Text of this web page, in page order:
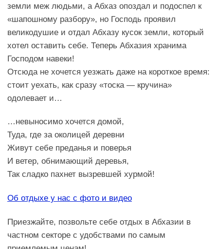
земли меж людьми, а Абхаз опоздал и подоспел к
«шапошному разбору», но Господь проявил
великодушие и отдал Абхазу кусок земли, который
хотел оставить себе. Теперь Абхазия хранима
Господом навеки!
Отсюда не хочется уезжать даже на короткое время:
стоит уехать, как сразу «тоска — кручина»
одолевает и…
…невыносимо хочется домой,
Туда, где за околицей деревни
Живут себе преданья и поверья
И ветер, обнимающий деревья,
Так сладко пахнет вызревшей хурмой!
Об отдыхе у нас с фото и видео
Приезжайте, позвольте себе отдых в Абхазии в
частном секторе с удобствами по самым